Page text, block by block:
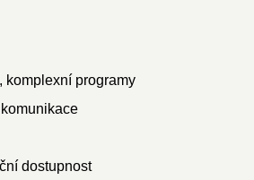
komplexní programy
dostupnost